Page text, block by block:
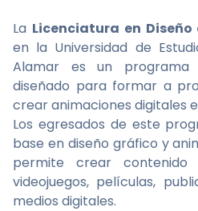
La Licenciatura en
en la Universidad de
Alamar es un programa
diseñado para formar a
crear animaciones digitales
Los egresados de este
base en diseño gráfico y
permite crear contenido
videojuegos, películas,
medios digitales.